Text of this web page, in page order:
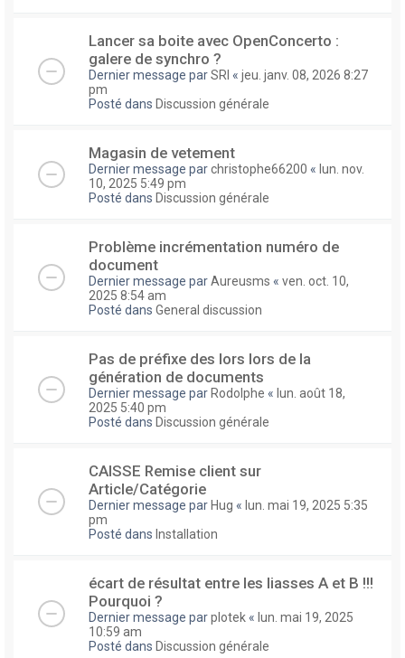
Lancer sa boite avec OpenConcerto :
galere de synchro ?
Dernier message parSRI « jeu. janv. 08, 2026 8:27
pm
Posté dans Discussion générale
Magasin de vetement
Dernier message parchristophe66200 « lun. nov.
10, 2025 5:49 pm
Posté dans Discussion générale
Problème incrémentation numéro de
document
Dernier message parAureusms « ven. oct. 10,
2025 8:54 am
Posté dans General discussion
Pas de préfixe des lors lors de la
génération de documents
Dernier message par Rodolphe « lun. août 18,
2025 5:40 pm
Posté dans Discussion générale
CAISSE Remise client sur
Article/Catégorie
Dernier message par Hug « lun. mai 19, 2025 5:35
pm
Posté dans Installation
écart de résultat entre les liasses A et B !!!
Pourquoi ?
Dernier message parplotek « lun. mai 19, 2025
10:59 am
Posté dans Discussion générale